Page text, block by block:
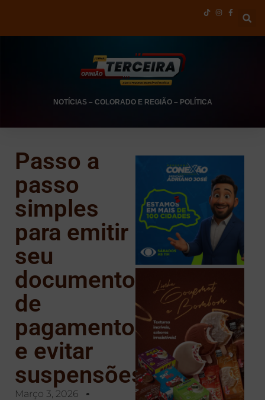
NOTÍCIAS– COLORADO E REGIÃO– POLÍTICA
Passo a
passo
simples
para emitir
seu
documento
de
pagamento
e evitar
suspensões
Março 3, 2026